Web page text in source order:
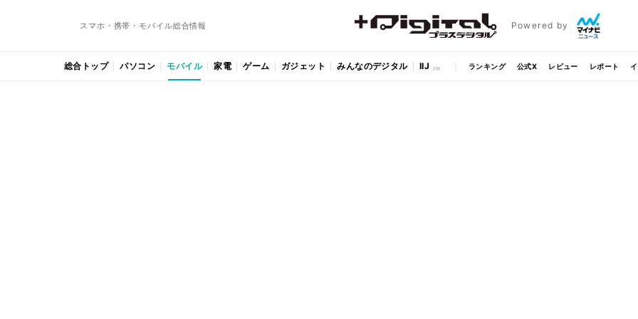
スマホ・携帯・モバイル総合情報 Powered by
総合トップ パソコン モバイル 家電 ゲーム ガジェット みんなのデジタル IIJ ランキング 公式X レビュー レポート